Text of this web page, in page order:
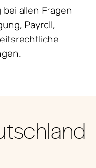
allen Fragen
Payroll,